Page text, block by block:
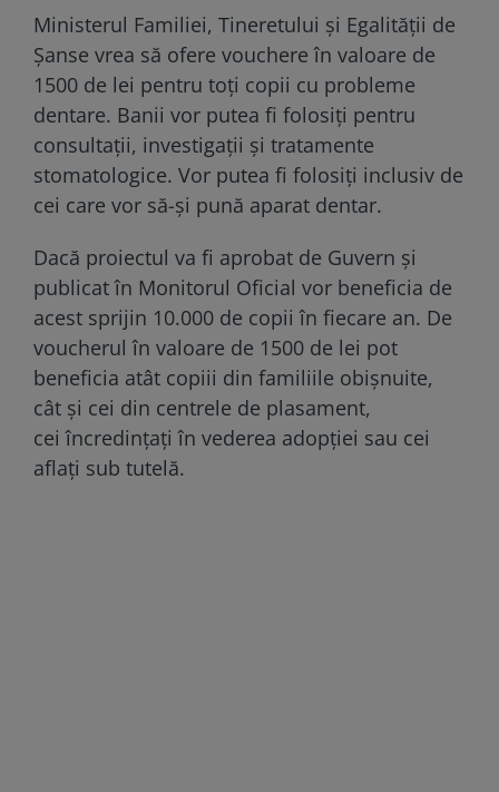
Ministerul Familiei, Tineretului și Egalității de
Șanse vrea să ofere vouchere în valoare de
1500 de lei pentru toți copii cu probleme
dentare. Banii vor putea fi folosiți pentru
consultații, investigații și tratamente
stomatologice. Vor putea fi folosiți inclusiv de
cei care vor să-și pună aparat dentar.
Dacă proiectul va fi aprobat de Guvern și
publicat în Monitorul Oficial vor beneficia de
acest sprijin 10.000 de copii în fiecare an. De
voucherul în valoare de 1500 de lei pot
beneficia atât copiii din familiile obișnuite,
cât și cei din centrele de plasament,
cei încredințați în vederea adopției sau cei
aflați sub tutelă.